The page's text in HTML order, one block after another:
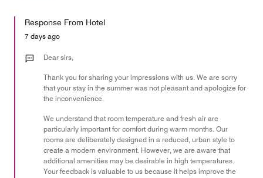
of
the
Money,
out
Response From Hotel
7 days ago
Dear sirs,
Thank you for sharing your impressions with us. We are sorry
that your stay in the summer was not pleasant and apologize for
the inconvenience.
We understand that room temperature and fresh air are
particularly important for comfort during warm months. Our
rooms are deliberately designed in a reduced, urban style to
create a modern environment. However, we are aware that
additional amenities may be desirable in high temperatures.
Your feedback is valuable to us because it helps improve the